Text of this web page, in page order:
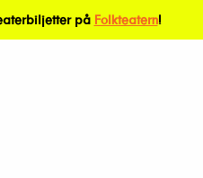
på Folkteatern!